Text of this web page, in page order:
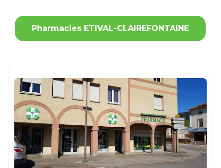
Pharmacies ETIVAL-CLAIREFONTAINE